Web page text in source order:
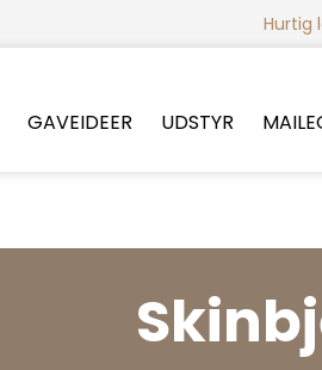
Hurtig
GAVEIDEER UDSTYR